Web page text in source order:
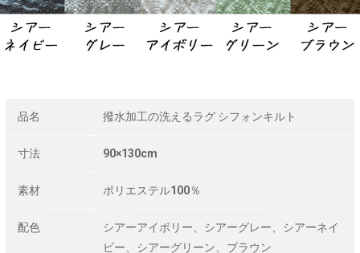
品名 撥水加工の洗えるラグ シフォンキルト
寸法 90×130cm
素材 ポリエステル100％
配色
シアーアイボリー、シアーグレー、シアーネイ
ビー、シアーグリーン、ブラウン